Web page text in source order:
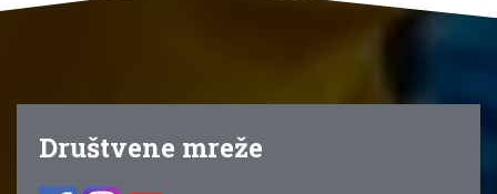
Društvene mreže